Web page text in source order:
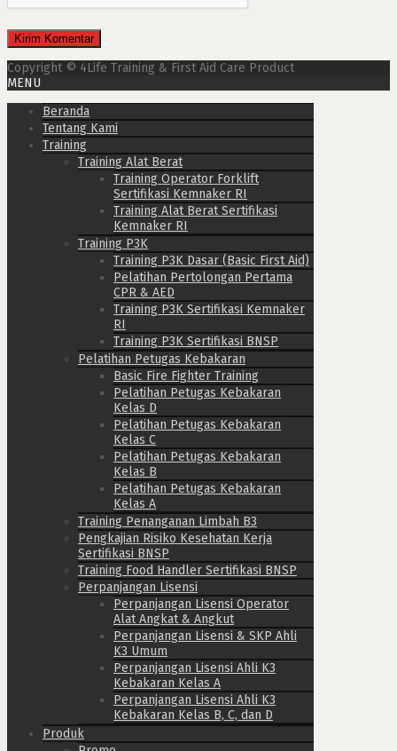
Copyright © 4Life Training & First Aid Care Product
MENU
Beranda
Tentang Kami
Training
Training Alat Berat
Training Operator Forklift
Sertifikasi Kemnaker RI
Training Alat Berat Sertifikasi
Kemnaker RI
Training P3K
Training P3K Dasar (Basic First Aid)
Pelatihan Pertolongan Pertama
CPR & AED
Training P3K Sertifikasi Kemnaker
RI
Training P3K Sertifikasi BNSP
Pelatihan Petugas Kebakaran
Basic Fire Fighter Training
Pelatihan Petugas Kebakaran
Kelas D
Pelatihan Petugas Kebakaran
Kelas C
Pelatihan Petugas Kebakaran
Kelas B
Pelatihan Petugas Kebakaran
Kelas A
Training Penanganan Limbah B3
Pengkajian Risiko Kesehatan Kerja
Sertifikasi BNSP
Training Food Handler Sertifikasi BNSP
Perpanjangan Lisensi
Perpanjangan Lisensi Operator
Alat Angkat & Angkut
Perpanjangan Lisensi & SKP Ahli
K3 Umum
Perpanjangan Lisensi Ahli K3
Kebakaran Kelas A
Perpanjangan Lisensi Ahli K3
Kebakaran Kelas B, C, dan D
Produk